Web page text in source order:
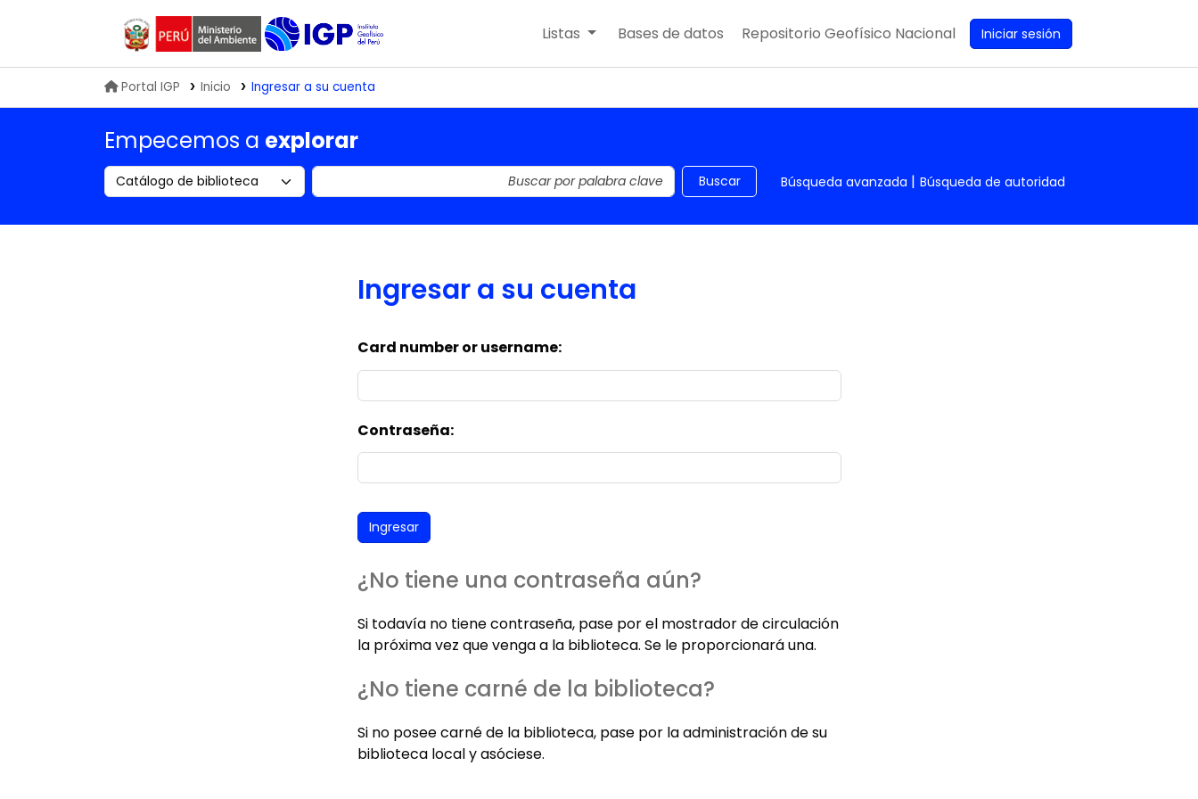
Biblioteca IGP
Listas Bases de datos Repositorio Geofísico Nacional Iniciar sesión
Portal IGP Inicio Ingresar a su cuenta
Empecemos a explorar
Search the catalog by: Buscar en el catálogo por palabra clave Buscar Búsqueda avanzada Búsqueda de autoridad
Ingresar a su cuenta
Card number or username:
Contraseña:
¿No tiene una contraseña aún?
Si todavía no tiene contraseña, pase por el mostrador de circulación
la próxima vez que venga a la biblioteca. Se le proporcionará una.
¿No tiene carné de la biblioteca?
Si no posee carné de la biblioteca, pase por la administración de su
biblioteca local y asóciese.